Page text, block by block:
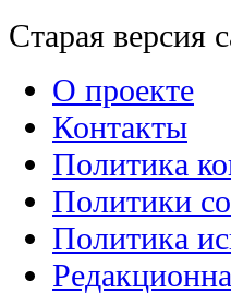
Старая версия
О проекте
Контакты
Политика
Политики
Политика